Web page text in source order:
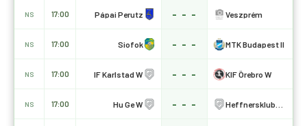
NS 17:00 Pápai Perutz - - - Veszprém
NS 17:00 Siofok - - - MTK Budapest II
NS 17:00 IF Karlstad W - - - KIF Örebro W
NS 17:00 Hu Ge W - - -